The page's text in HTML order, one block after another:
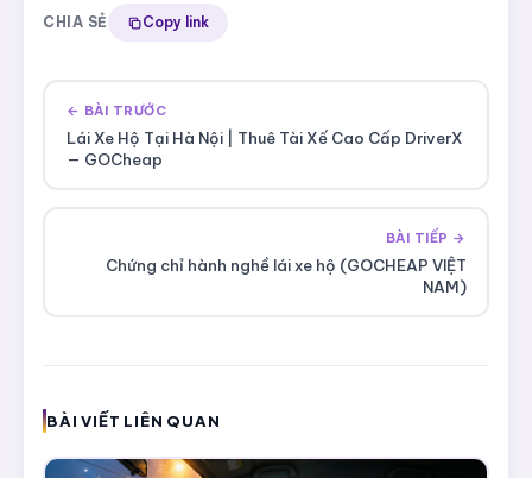
CHIA SẺ Copy link
← BÀI TRƯỚC
Lái Xe Hộ Tại Hà Nội | Thuê Tài Xế Cao Cấp DriverX
— GOCheap
BÀI TIẾP →
Chứng chỉ hành nghề lái xe hộ (GOCHEAP VIỆT
NAM)
BÀI VIẾT LIÊN QUAN